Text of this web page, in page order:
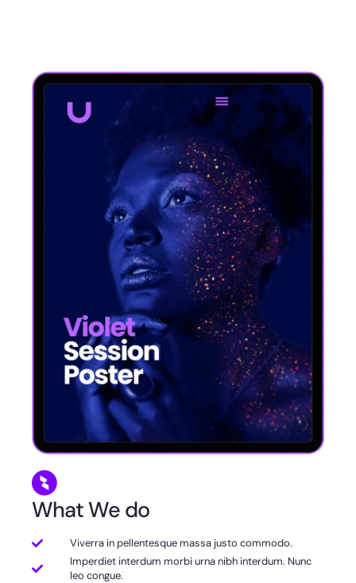
What We do
Viverra in pellentesque massa justo commodo.
Imperdiet interdum morbi urna nibh interdum. Nunc
leo congue.